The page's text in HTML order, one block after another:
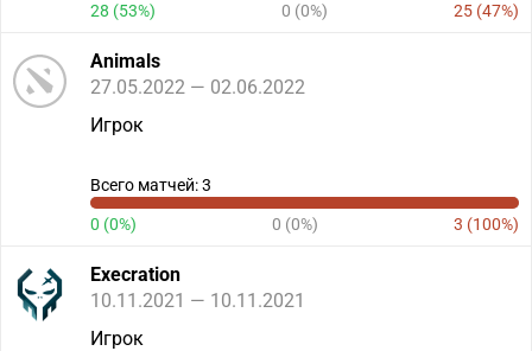
28 (53%) 0 (0%) 25 (47%)
Animals
27.05.2022 — 02.06.2022
Игрок
Всего матчей: 3
0 (0%) 0 (0%) 3 (100%)
Execration
10.11.2021 — 10.11.2021
Игрок